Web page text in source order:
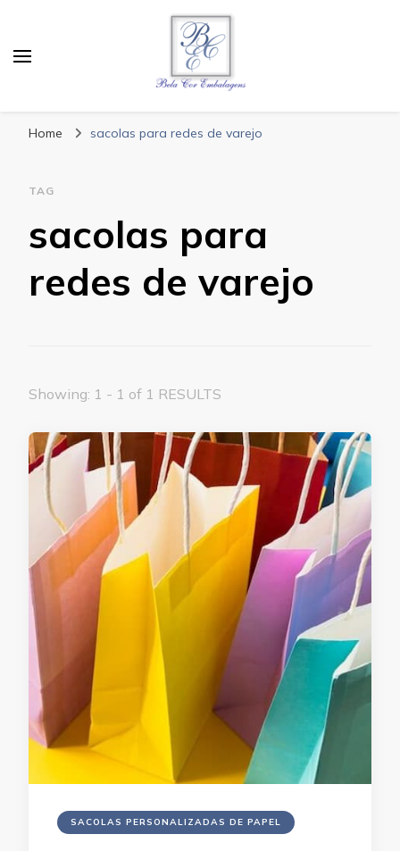
Home sacolas para redes de varejo
TAG
sacolas para
redes de varejo
Showing: 1 - 1 of 1 RESULTS
SACOLAS PERSONALIZADAS DE PAPEL